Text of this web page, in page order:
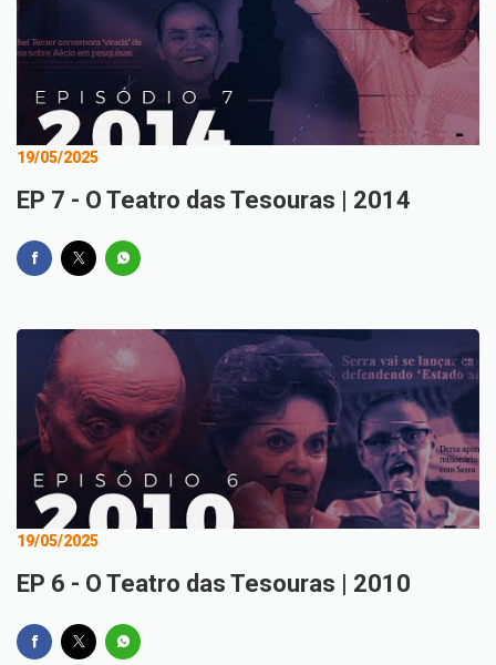
19/05/2025
EP 7 - O Teatro das Tesouras | 2014
19/05/2025
EP 6 - O Teatro das Tesouras | 2010